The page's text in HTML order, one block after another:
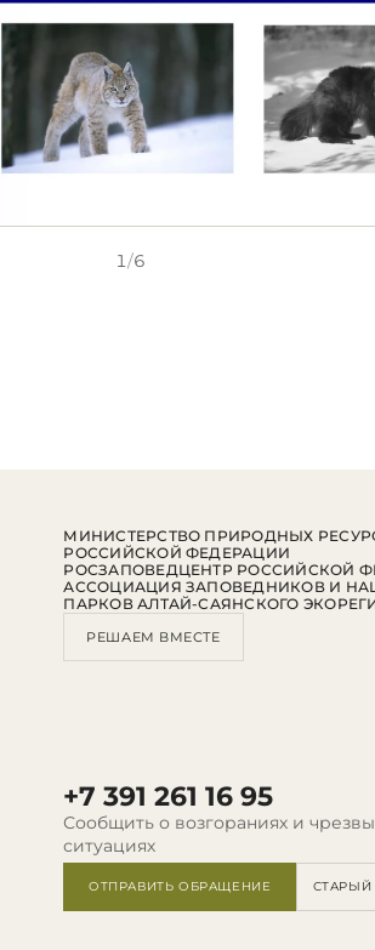
1/6
+7 391 261 16 95
Сообщить о возгораниях и
ситуациях
ОТПРАВИТЬ ОБРАЩЕНИЕ СТАРЫЙ
МИНИСТЕРСТВО ПРИРОДНЫХ
РОССИЙСКОЙ ФЕДЕРАЦИИ
РОСЗАПОВЕДЦЕНТР РОССИЙСКОЙ
АССОЦИАЦИЯ ЗАПОВЕДНИКОВ И
ПАРКОВ АЛТАЙ-САЯНСКОГО
РЕШАЕМ ВМЕСТЕ